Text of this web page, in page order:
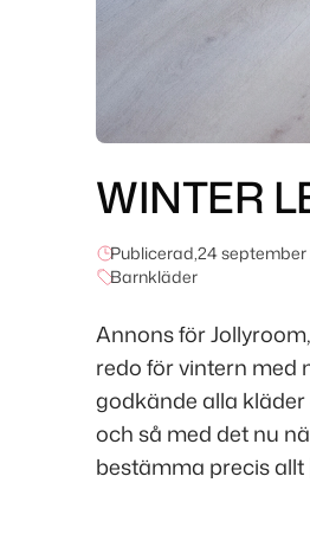
WINTER
Publicerad,24 september
Barnkläder
Annons för
redo för vintern med
godkände alla
och så med det nu
bestämma precis allt